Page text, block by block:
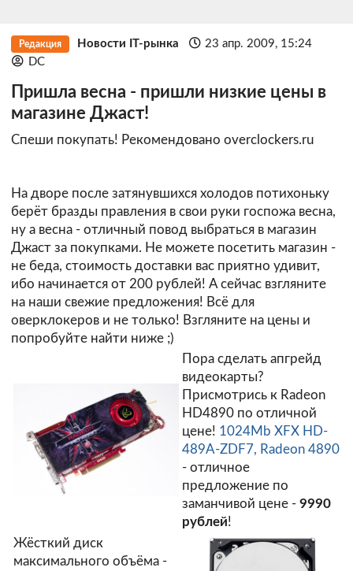
Редакция Новости IT-рынка
23 апр. 2009, 15:24
DC
Пришла весна - пришли низкие цены в
магазине Джаст!
Спеши покупать! Рекомендовано overclockers.ru
На дворе после затянувшихся холодов потихоньку
берёт бразды правления в свои руки госпожа весна,
ну а весна - отличный повод выбраться в магазин
Джаст за покупками. Не можете посетить магазин -
не беда, стоимость доставки вас приятно удивит,
ибо начинается от 200 рублей! А сейчас взгляните
на наши свежие предложения! Всё для
оверклокеров и не только! Взгляните на цены и
попробуйте найти ниже ;)
Пора сделать апгрейд
видеокарты?
Присмотрись к Radeon
HD4890 по отличной
цене! 1024Mb XFX HD-
489A-ZDF7, Radeon 4890
- отличное
предложение по
заманчивой цене - 9990
рублей!
Жёсткий диск
максимального объёма -